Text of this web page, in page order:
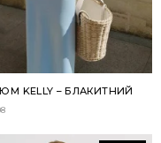
KELLY – БЛАКИТНИЙ